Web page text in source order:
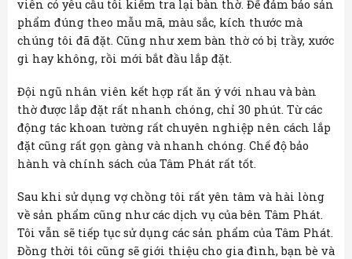
viên có yêu cầu tôi kiểm tra lại bàn thờ. Để đảm bảo sản
phẩm đúng theo mẫu mã, màu sắc, kích thước mà
chúng tôi đã đặt. Cũng như xem bàn thờ có bị trầy, xước
gì hay không, rồi mới bắt đầu lắp đặt.
Đội ngũ nhân viên kết hợp rất ăn ý với nhau và bàn
thờ được lắp đặt rất nhanh chóng, chỉ 30 phút. Từ các
động tác khoan tường rất chuyên nghiệp nên cách lắp
đặt cũng rất gọn gàng và nhanh chóng. Chế độ bảo
hành và chính sách của Tâm Phát rất tốt.
Sau khi sử dụng vợ chồng tôi rất yên tâm và hài lòng
về sản phẩm cũng như các dịch vụ của bên Tâm Phát.
Tôi vẫn sẽ tiếp tục sử dụng các sản phẩm của Tâm Phát.
Đồng thời tôi cũng sẽ giới thiệu cho gia đình, bạn bè và